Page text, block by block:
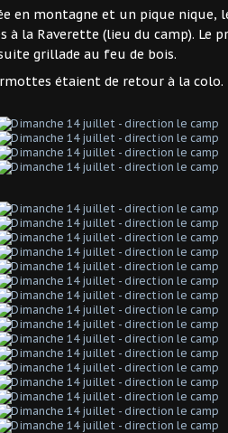
en montagne et un pique nique,
à la Raverette (lieu du camp). Le
grillade au feu de bois.
étaient de retour à la colo.